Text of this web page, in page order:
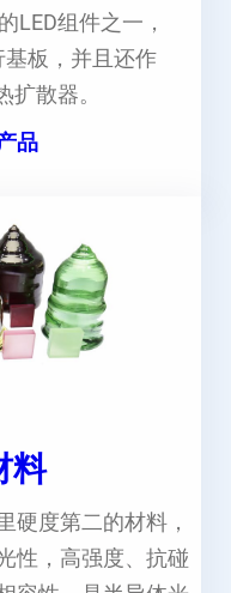
LED组件之一，
板，并且还作
扩散器。
品
料
硬度第二的材料，
性，高强度、抗碰